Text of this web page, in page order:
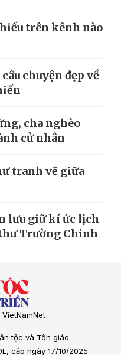
trên kênh nào
chuyện đẹp về
cha nghèo
cử nhân
tranh vẽ giữa
lưu giữ kí ức lịch
Trường Chinh
tộc và Tôn giáo
cấp ngày 17/10/2025